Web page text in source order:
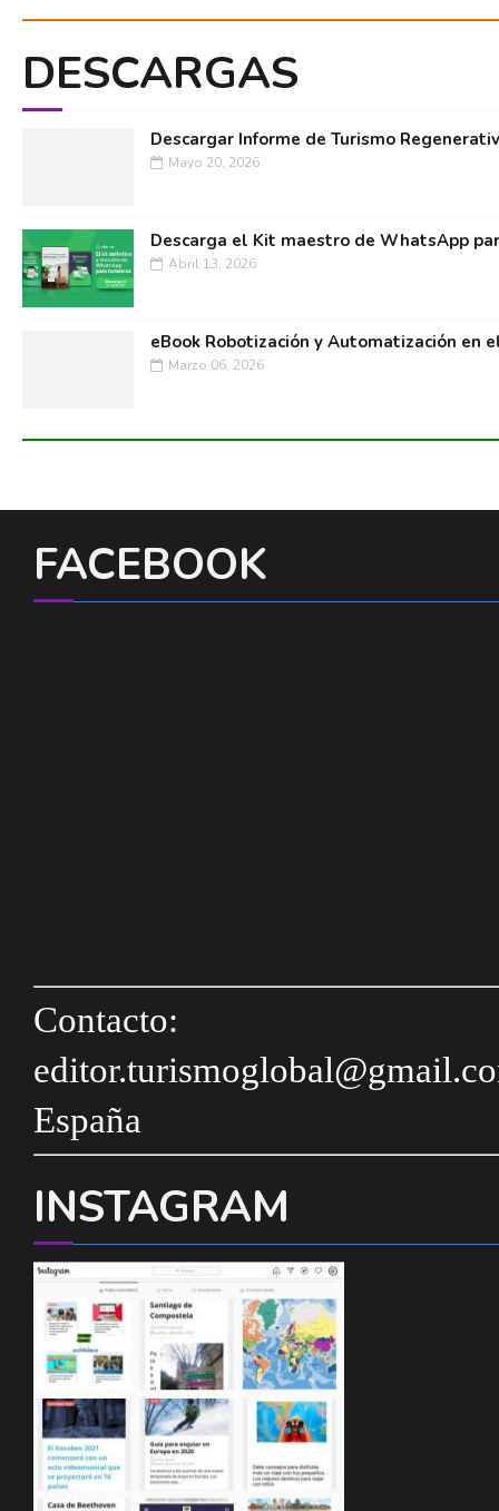
DESCARGAS
Descargar Informe de Turismo
Mayo 20, 2026
Descarga el Kit maestro de WhatsApp
Abril 13, 2026
eBook Robotización y Automatización en
Marzo 06, 2026
FACEBOOK
Contacto:
España
INSTAGRAM